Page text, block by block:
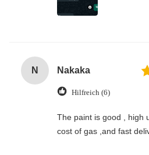
N Nakaka
Hilfreich (6)
The paint is good , high
cost of gas ,and fast